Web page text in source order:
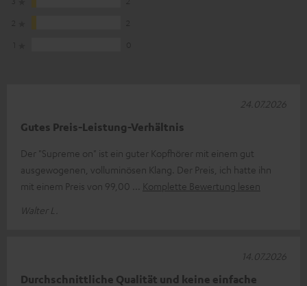
Gutes Preis-Leistung-Verhältnis
Der "Supreme on" ist ein guter Kopfhörer mit einem gut
ausgewogenen, volluminösen Klang. Der Preis, ich hatte ihn
mit einem Preis von 99,00
Komplette Bewertung lesen
Walter L.
24.07.2026
Durchschnittliche Qualität und keine einfache
14.07.2026